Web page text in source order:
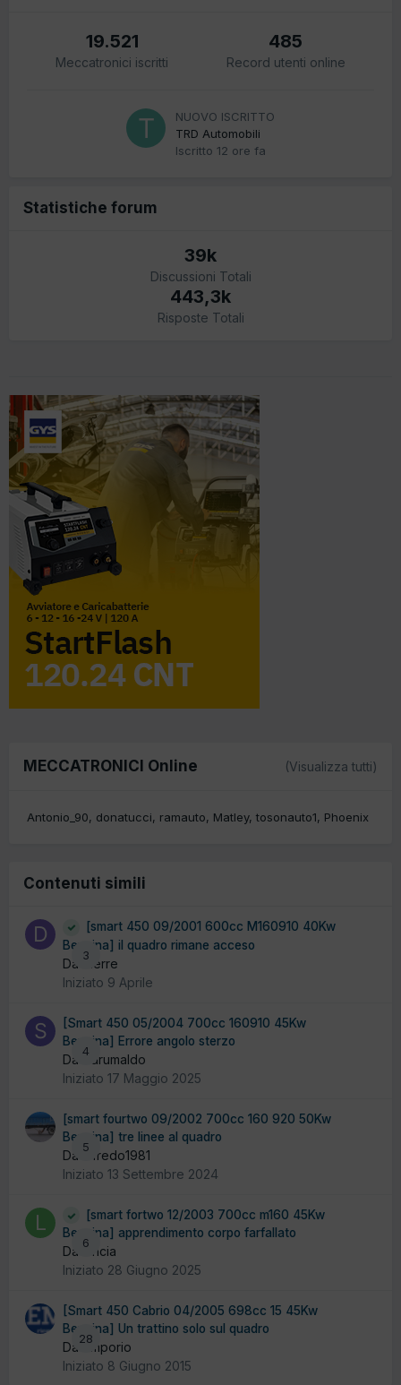
19.521
Meccatronici iscritti
485
Record utenti online
NUOVO ISCRITTO
TRD Automobili
Iscritto 12 ore fa
Statistiche forum
39k
Discussioni Totali
443,3k
Risposte Totali
MECCATRONICI Online (Visualizza tutti)
Antonio_90 donatucci ramauto Matley tosonauto1 Phoenix
Contenuti simili
3
[smart 450 09/2001 600cc M160910 40Kw
Benzina] il quadro rimane acceso
Da dierre
Iniziato 9 Aprile
4
[Smart 450 05/2004 700cc 160910 45Kw
Benzina] Errore angolo sterzo
Da Sdrumaldo
Iniziato 17 Maggio 2025
5
[smart fourtwo 09/2002 700cc 160 920 50Kw
Benzina] tre linee al quadro
Da alfredo1981
Iniziato 13 Settembre 2024
6
[smart fortwo 12/2003 700cc m160 45Kw
Benzina] apprendimento corpo farfallato
Da lancia
Iniziato 28 Giugno 2025
28
[Smart 450 Cabrio 04/2005 698cc 15 45Kw
Benzina] Un trattino solo sul quadro
Da emporio
Iniziato 8 Giugno 2015